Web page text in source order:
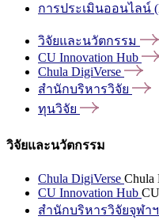
การประเมินออนไลน์
วิจัยและนวัตกรรม
CU Innovation Hub
Chula DigiVerse
สำนักบริหารวิจัย
ทุนวิจัย
วิจัยและนวัตกรรม
Chula DigiVerse Chula
CU Innovation Hub
สำนักบริหารวิจัยจุฬา